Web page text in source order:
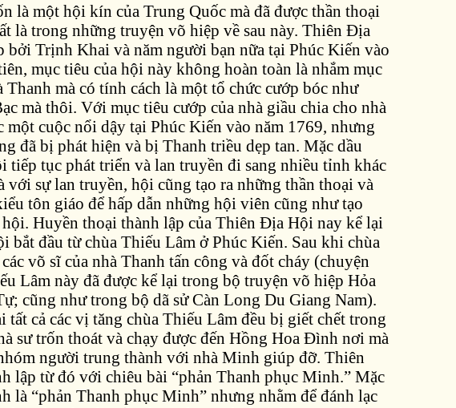
là một hội kín của Trung Quốc mà đã được thần thoại
là trong những truyện võ hiệp về sau này. Thiên Địa
bởi Trịnh Khai và năm người bạn nữa tại Phúc Kiến vào
mục tiêu của hội này không hoàn toàn là nhắm mục
mà có tính cách là một tổ chức cướp bóc như
mà thôi. Với mục tiêu cướp của nhà giầu chia cho nhà
một cuộc nổi dậy tại Phúc Kiến vào năm 1769, nhưng
đã bị phát hiện và bị Thanh triều dẹp tan. Mặc dầu
tiếp tục phát triển và lan truyền đi sang nhiều tỉnh khác
với sự lan truyền, hội cũng tạo ra những thần thoại và
tôn giáo để hấp dẫn những hội viên cũng như tạo
Huyền thoại thành lập của Thiên Địa Hội nay kể lại
bắt đầu từ chùa Thiếu Lâm ở Phúc Kiến. Sau khi chùa
võ sĩ của nhà Thanh tấn công và đốt cháy (chuyện
Lâm này đã được kể lại trong bộ truyện võ hiệp Hỏa
cũng như trong bộ dã sử Càn Long Du Giang Nam).
tất cả các vị tăng chùa Thiếu Lâm đều bị giết chết trong
sư trốn thoát và chạy được đến Hồng Hoa Đình nơi mà
người trung thành với nhà Minh giúp đỡ. Thiên
lập từ đó với chiêu bài “phản Thanh phục Minh.” Mặc
là “phản Thanh phục Minh” nhưng nhằm để đánh lạc